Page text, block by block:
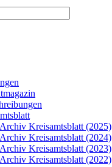
Archiv Kreisamtsblatt (2025)
Archiv Kreisamtsblatt (2024)
Archiv Kreisamtsblatt (2023)
Archiv Kreisamtsblatt (2022)